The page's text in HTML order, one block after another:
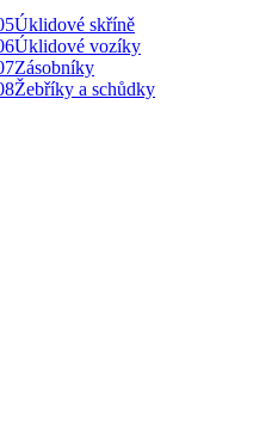
Úklidové skříně
Úklidové vozíky
Zásobníky
Žebříky a schůdky